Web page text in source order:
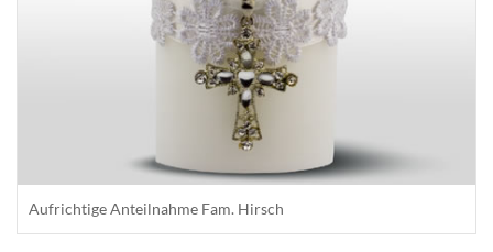
Aufrichtige Anteilnahme Fam. Hirsch